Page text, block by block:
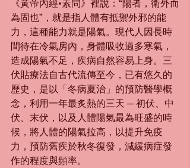
《黃帝內經•素問》裡說：“陽者，衛外而
為固也”，就是指人體有抵禦外邪的能
力，這種能力就是陽氣。現代人因長時
間待在冷氣房內，身體吸收過多寒氣，
造成陽氣不足，疾病自然容易上身。三
伏貼療法自古代流傳至今，已有悠久的
歷史，是以「冬病夏治」的預防醫學概
念，利用一年最炙熱的三天 ─ 初伏、中
伏、末伏，以及人體陽氣最為旺盛的時
候，將人體的陽氣拉高，以提升免疫
力，預防舊疾於秋冬復發，減緩病症發
作的程度與頻率。